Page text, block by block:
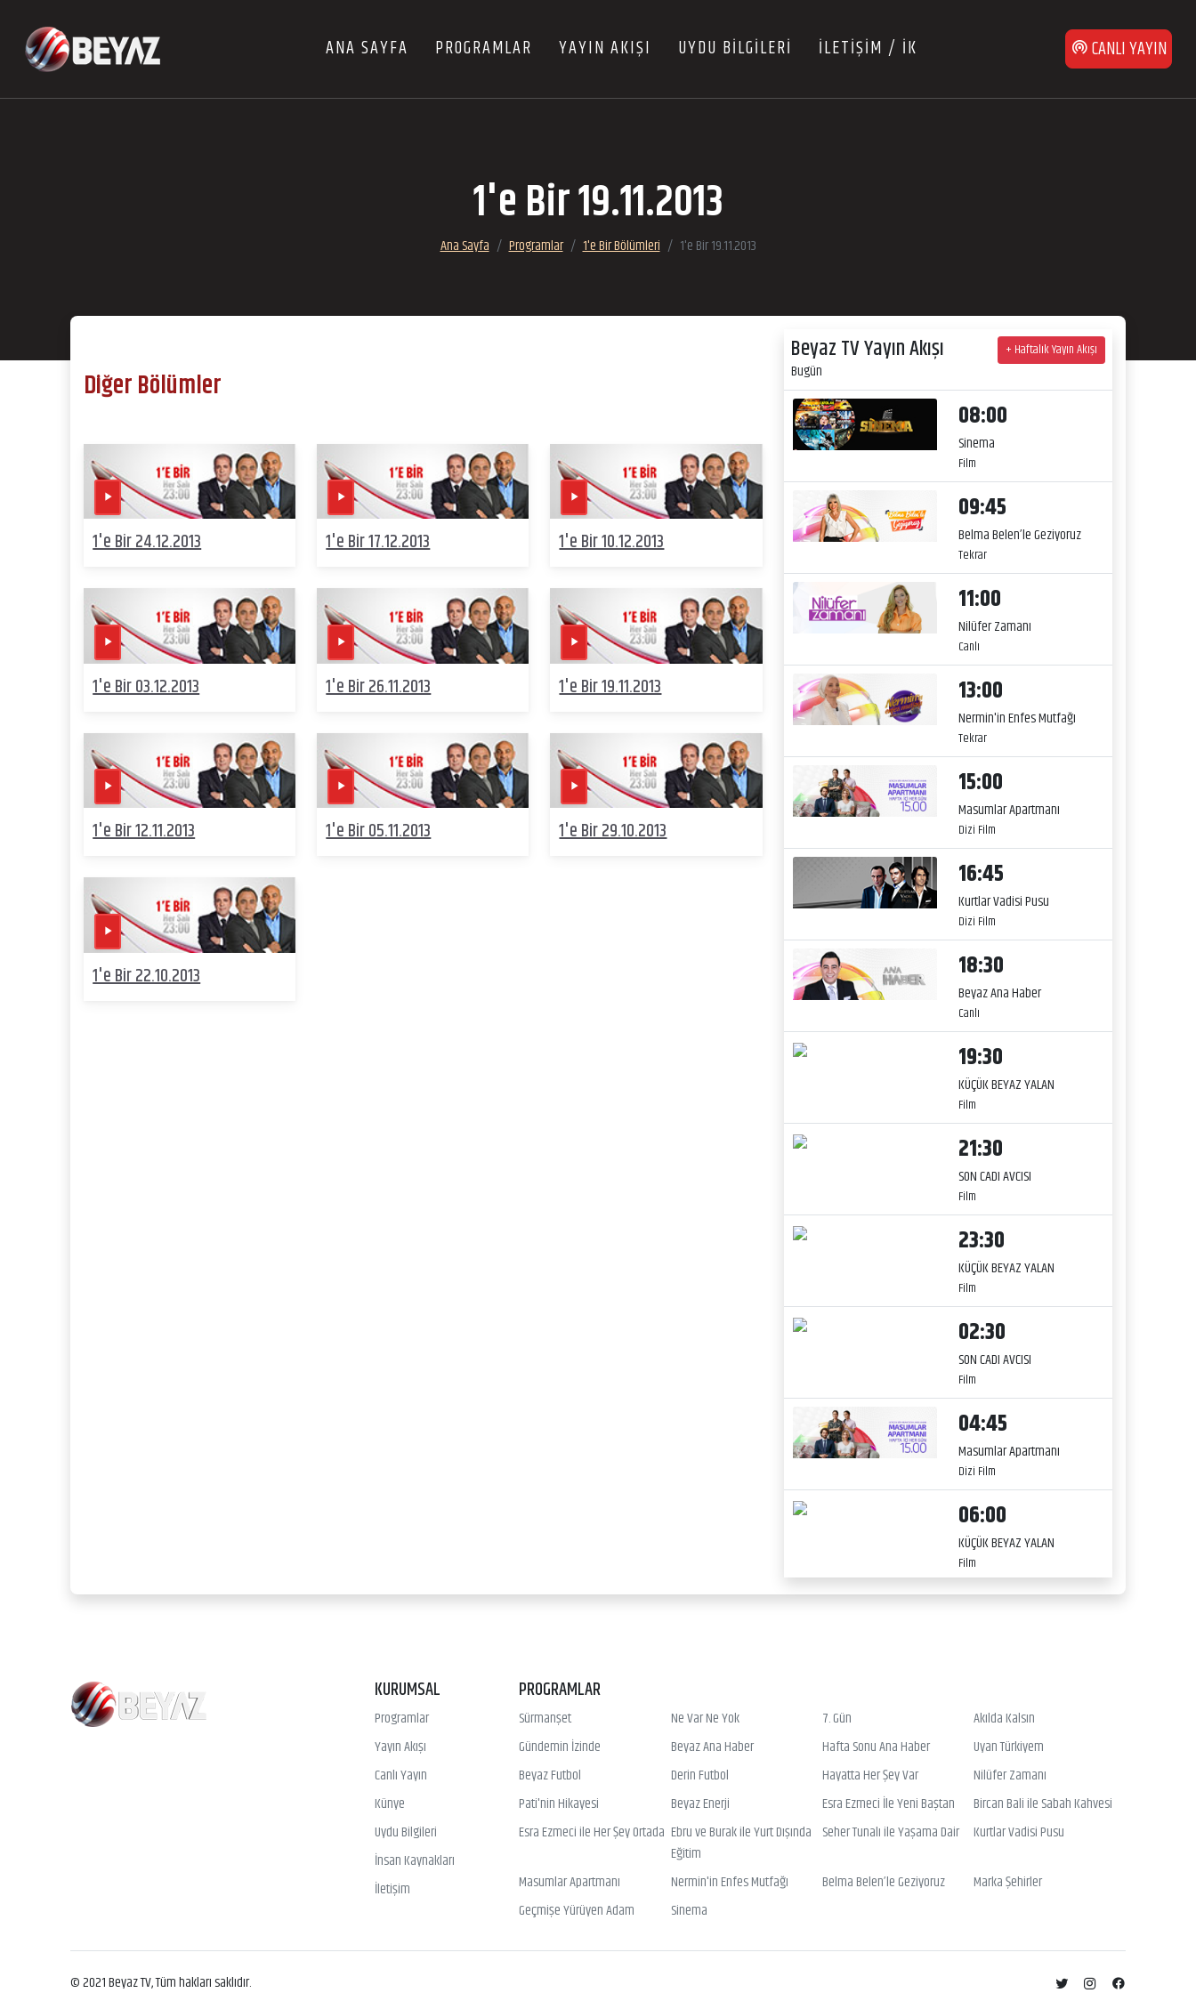
ANA SAYFA PROGRAMLAR YAYIN AKIŞI UYDU BİLGİLERİ İLETİŞİM / İK CANLI YAYIN
1'e Bir 19.11.2013
Ana Sayfa Programlar 1'e Bir Bölümleri 1'e Bir 19.11.2013
Diğer Bölümler
1'e Bir 24.12.2013 1'e Bir 17.12.2013 1'e Bir 10.12.2013
1'e Bir 03.12.2013 1'e Bir 26.11.2013 1'e Bir 19.11.2013
1'e Bir 12.11.2013 1'e Bir 05.11.2013 1'e Bir 29.10.2013
1'e Bir 22.10.2013
Beyaz TV Yayın Akışı
Bugün
+ Haftalık Yayın Akışı
08:00
Sinema
Film
09:45
Belma Belen’le Geziyoruz
Tekrar
11:00
Nilüfer Zamanı
Canlı
13:00
Nermin'in Enfes Mutfağı
Tekrar
15:00
Masumlar Apartmanı
Dizi Film
16:45
Kurtlar Vadisi Pusu
Dizi Film
18:30
Beyaz Ana Haber
Canlı
19:30
KÜÇÜK BEYAZ YALAN
Film
21:30
SON CADI AVCISI
Film
23:30
KÜÇÜK BEYAZ YALAN
Film
02:30
SON CADI AVCISI
Film
04:45
Masumlar Apartmanı
Dizi Film
06:00
KÜÇÜK BEYAZ YALAN
Film
KURUMSAL
Programlar
Yayın Akışı
Canlı Yayın
Künye
Uydu Bilgileri
İnsan Kaynakları
İletişim
PROGRAMLAR
Sürmanşet Ne Var Ne Yok 7. Gün
Akılda Kalsın
Gündemin İzinde
Beyaz Ana Haber Hafta Sonu Ana Haber
Uyan Türkiyem
Beyaz Futbol
Derin Futbol Hayatta Her Şey Var
Nilüfer Zamanı
Pati'nin Hikayesi
Beyaz Enerji Esra Ezmeci İle Yeni Baştan
Bircan Bali ile Sabah Kahvesi
Esra Ezmeci ile Her Şey Ortada Ebru ve Burak ile Yurt Dışında
Eğitim
Seher Tunalı ile Yaşama Dair Kurtlar Vadisi Pusu
Masumlar Apartmanı Nermin'in Enfes Mutfağı Belma Belen’le Geziyoruz
Marka Şehirler
Geçmişe Yürüyen Adam
Sinema
© 2021 Beyaz TV, Tüm hakları saklıdır.